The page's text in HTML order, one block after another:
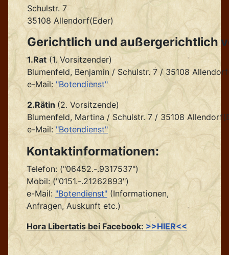
Schulstr. 7
35108 Allendorf(Eder)
Gerichtlich und außergerichtlich
1.Rat(1. Vorsitzender)
Blumenfeld, Benjamin / Schulstr. 7 / 35108
e-Mail: "Botendienst"
2.Rätin (2. Vorsitzende)
Blumenfeld, Martina / Schulstr. 7 / 35108
e-Mail:"Botendienst"
Kontaktinformationen:
Telefon: ("06452.-.9317537")
Mobil: ("0151.-.21262893")
e-Mail: "Botendienst" (Informationen,
Anfragen, Auskunft etc.)
Hora Libertatis bei Facebook: >>HIER<<